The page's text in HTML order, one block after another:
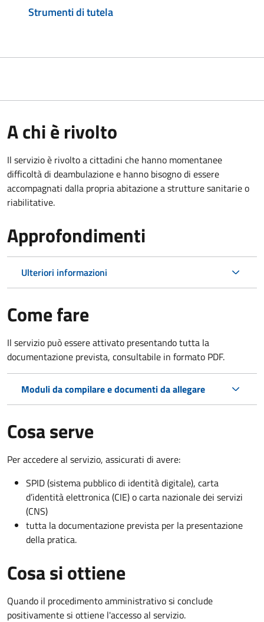
Strumenti di tutela
A chi è rivolto
Il servizio è rivolto a cittadini che hanno momentanee
difficoltà di deambulazione e hanno bisogno di essere
accompagnati dalla propria abitazione a strutture sanitarie o
riabilitative.
Approfondimenti
Ulteriori informazioni
Come fare
Il servizio può essere attivato presentando tutta la
documentazione prevista, consultabile in formato PDF.
Moduli da compilare e documenti da allegare
Cosa serve
Per accedere al servizio, assicurati di avere:
SPID (sistema pubblico di identità digitale), carta
d’identità elettronica (CIE) o carta nazionale dei servizi
(CNS)
tutta la documentazione prevista per la presentazione
della pratica.
Cosa si ottiene
Quando il procedimento amministrativo si conclude
positivamente si ottiene l'accesso al servizio.